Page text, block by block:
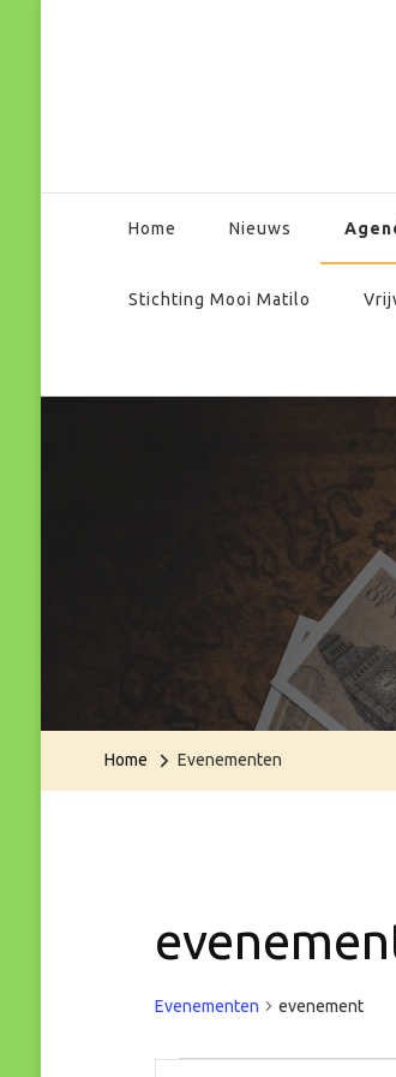
Home Nieuws
Stichting Mooi Matilo
Home Evenementen
Evenementen evenement